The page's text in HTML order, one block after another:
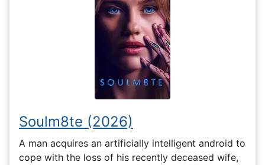
Soulm8te (2026)
A man acquires an artificially intelligent android to
cope with the loss of his recently deceased wife,